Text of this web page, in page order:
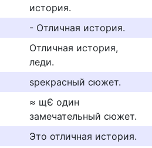
история.
- Отличная история.
Отличная история,
леди.
ѕрекрасный сюжет.
≈ щЄ один
замечательный сюжет.
Это отличная история.